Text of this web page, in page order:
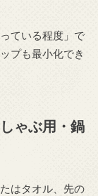
ている程度」で
プも最小化でき
ゃぶ用・鍋
はタオル、先の